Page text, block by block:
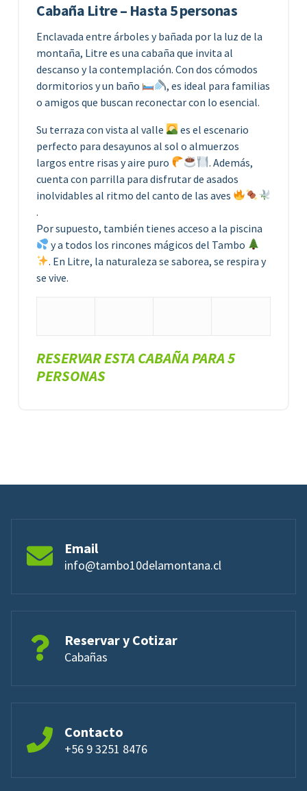
Cabaña Litre – Hasta 5 personas
Enclavada entre árboles y bañada por la luz de la
montaña, Litre es una cabaña que invita al
descanso y la contemplación. Con dos cómodos
dormitorios y un baño
, es ideal para familias
o amigos que buscan reconectar con lo esencial.
Su terraza con vista al valle
es el escenario
perfecto para desayunos al sol o almuerzos
largos entre risas y aire puro
. Además,
cuenta con parrilla para disfrutar de asados
inolvidables al ritmo del canto de las aves
.
Por supuesto, también tienes acceso a la piscina
y a todos los rincones mágicos del Tambo
. En Litre, la naturaleza se saborea, se respira y
se vive.
RESERVAR ESTA CABAÑA PARA 5
PERSONAS
Email
info@tambo10delamontana.cl
Reservar y Cotizar
Cabañas
Contacto
+56 9 3251 8476